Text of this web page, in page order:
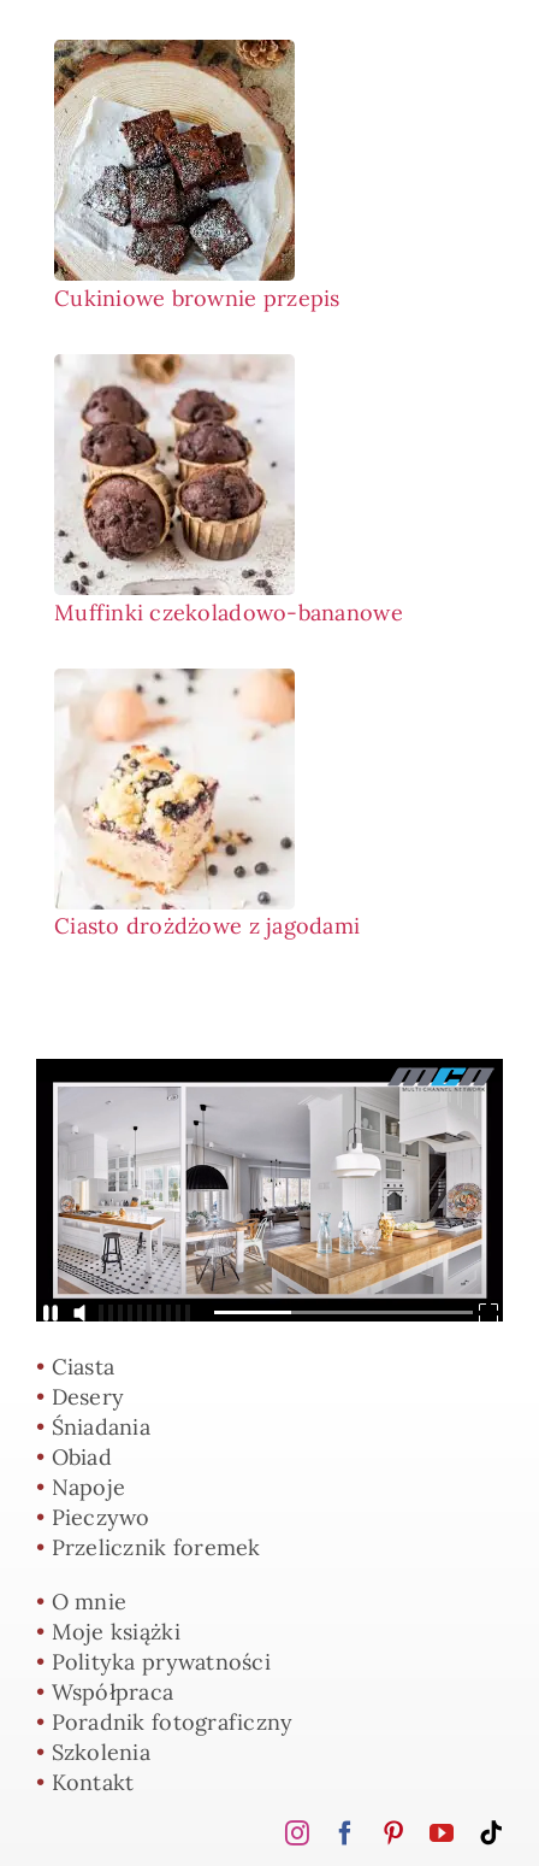
Cukiniowe brownie przepis
Muffinki czekoladowo-bananowe
Ciasto drożdżowe z jagodami
• Ciasta
• Desery
• Śniadania
• Obiad
• Napoje
• Pieczywo
• Przelicznik foremek
• O mnie
• Moje książki
• Polityka prywatności
• Współpraca
• Poradnik fotograficzny
• Szkolenia
• Kontakt